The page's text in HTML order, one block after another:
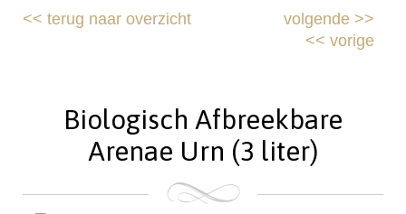
<<terug naar overzicht volgende>>
<< vorige
Biologisch Afbreekbare
Arenae Urn (3 liter)